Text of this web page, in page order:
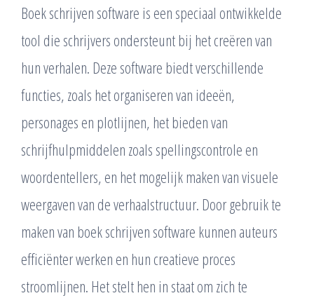
Boek schrijven software is een speciaal ontwikkelde
tool die schrijvers ondersteunt bij het creëren van
hun verhalen. Deze software biedt verschillende
functies, zoals het organiseren van ideeën,
personages en plotlijnen, het bieden van
schrijfhulpmiddelen zoals spellingscontrole en
woordentellers, en het mogelijk maken van visuele
weergaven van de verhaalstructuur. Door gebruik te
maken van boek schrijven software kunnen auteurs
efficiënter werken en hun creatieve proces
stroomlijnen. Het stelt hen in staat om zich te